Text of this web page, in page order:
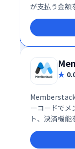
が支払う金額
ールを100
リアル、メン
ンバーシッ
ーコードでメ
ト、決済機
の相性抜群
可能。収益に